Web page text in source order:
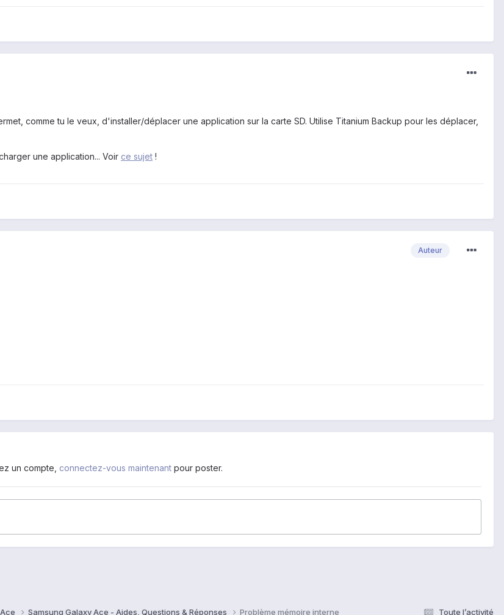
comme tu le veux, d'installer/déplacer une application sur la carte SD. Utilise Titanium Backup pour les déplacer,
une application... Voir ce sujet !
Auteur
un compte, connectez-vous maintenant pour poster.
Toute l’activité
Samsung Galaxy Ace - Aides, Questions & Réponses Problème mémoire interne